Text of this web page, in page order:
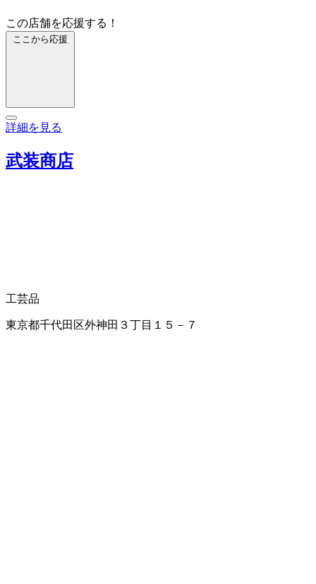
この店舗を応援する！
ここから応援
詳細を見る
武装商店
工芸品
東京都千代田区外神田３丁目１５－７